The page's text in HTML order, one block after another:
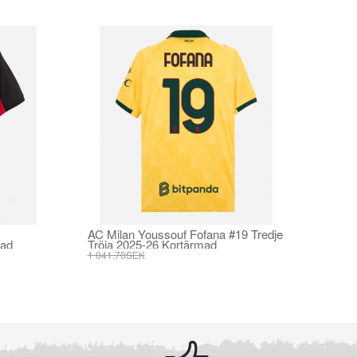
AC Milan Youssouf Fofana #19 Tredje
Tröja 2025-26 Kortärmad
1 041.70SEK